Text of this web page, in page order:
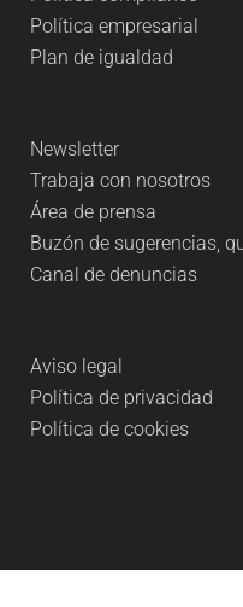
Política empresarial
Plan de igualdad
Newsletter
Trabaja con nosotros
Área de prensa
Buzón de sugerencias,
Canal de denuncias
Aviso legal
Política de privacidad
Política de cookies